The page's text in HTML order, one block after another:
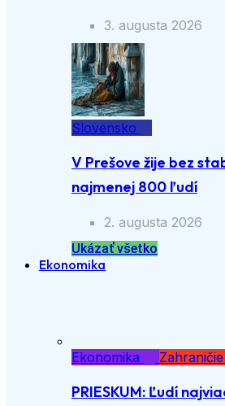
3. augusta 2026
Slovensko
V Prešove žije bez
najmenej 800 ľudí
2. augusta 2026
Ukázať všetko
Ekonomika
Ekonomika Zahraničie
PRIESKUM: Ľudí